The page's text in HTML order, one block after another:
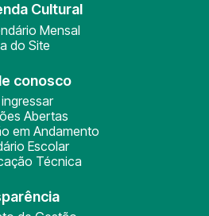
Cultural
Mensal
do Site
conosco
Abertas
em Andamento
Escolar
Técnica